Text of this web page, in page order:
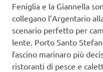
Feniglia e la Giannella
collegano l’Argentario
scenario perfetto per
lente. Porto Santo
fascino marinaro più
ristoranti di pesce e